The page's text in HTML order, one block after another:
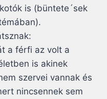
is (büntete´sek
a férfi az volt a
is akinek
szervei vannak és
nincsennek sem